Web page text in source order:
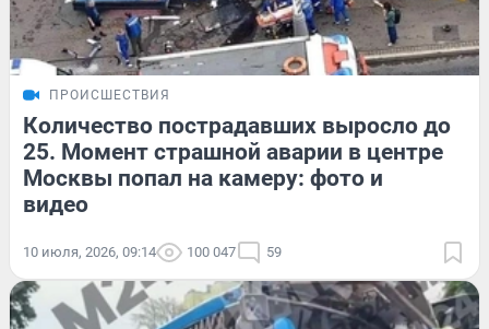
ПРОИСШЕСТВИЯ
Количество пострадавших выросло до
25. Момент страшной аварии в центре
Москвы попал на камеру: фото и
видео
10 июля, 2026, 09:14 100 047 59